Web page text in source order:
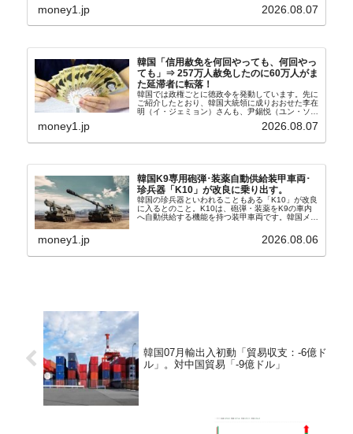
台数はこの中に捉えられているはずです。先月から
money1.jp 2026.08.07
韓国「信用赦免を何回やっても、何回やっ
ても」⇒ 257万人赦免したのに60万人がま
た延滞者に転落！
韓国では政権ごとに徳政令を発動しています。先に
ご紹介したとおり、韓国大統領に成りおおせた李在
明（イ・ジェミョン）さんも、尹錫悦（ユン・ソギ
バンクにして不良債権の買い取りを行い、分割償還
money1.jp 2026.08.07
韓国K9専用砲弾･装薬自動供給装甲車両･
珍兵器「K10」が改良に乗り出す。
韓国の珍兵器といわれることもある「K10」が改良
に入るとのこと。K10は、砲弾・装薬をK9の車内
へ自動供給する機能を持つ装甲車両です。韓国メデ
から以下に一部を引きます。2005年に初めて...
money1.jp 2026.08.06
韓国07月輸出入初動「貿易収支：-6億ド
ル」。対中国貿易「-9億ドル」